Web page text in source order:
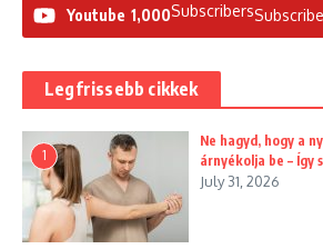
Youtube 1,000SubscribersSubscribe
Legfrissebb cikkek
1
Ne hagyd, hogy a
árnyékolja be –
July 31, 2026